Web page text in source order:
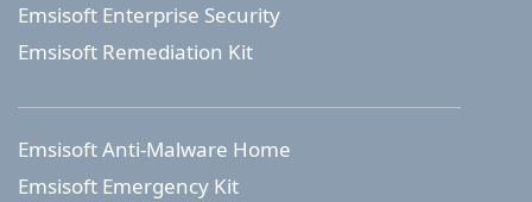
Emsisoft Enterprise Security
Emsisoft Remediation Kit
Emsisoft Anti-Malware Home
Emsisoft Emergency Kit